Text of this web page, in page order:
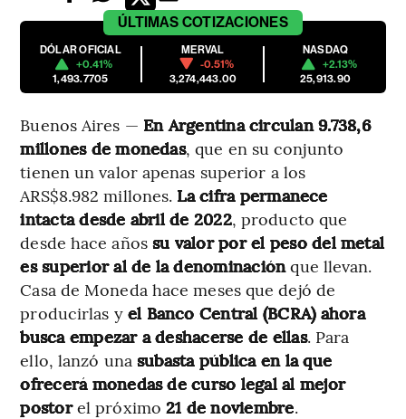
ÚLTIMAS COTIZACIONES
DÓLAR OFICIAL
+0.41%
1,493.7705
MERVAL
-0.51%
3,274,443.00
NASDAQ
+2.13%
25,913.90
Buenos Aires — En Argentina circulan 9.738,6
millones de monedas, que en su conjunto
tienen un valor apenas superior a los
ARS$8.982 millones. La cifra permanece
intacta desde abril de 2022, producto que
desde hace años su valor por el peso del metal
es superior al de la denominaciónque llevan.
Casa de Moneda hace meses que dejó de
producirlas y el Banco Central (BCRA) ahora
busca empezar a deshacerse de ellas. Para
ello, lanzó una subasta pública en la que
ofrecerá monedas de curso legal al mejor
postorel próximo21 de noviembre.